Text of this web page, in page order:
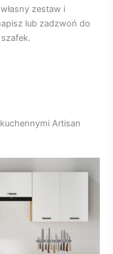
zestaw i
lub zadzwoń do
Artisan